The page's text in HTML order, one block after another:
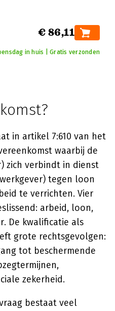
€ 86,11
in huis | Gratis verzonden
in artikel 7:610 van het
waarbij de
zich verbindt in dienst
tegen loon
te verrichten. Vier
arbeid, loon,
De kwalificatie als
grote rechtsgevolgen:
tot beschermende
zekerheid.
bestaat veel